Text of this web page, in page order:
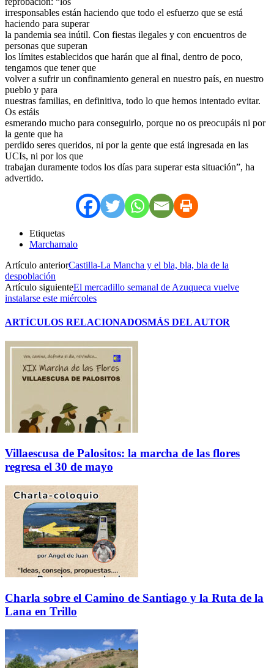
irresponsables están haciendo que todo el esfuerzo que se está
haciendo para superar
la pandemia sea inútil. Con fiestas ilegales y con encuentros de
personas que superan
los límites establecidos que harán que al final, dentro de poco,
tengamos que tener que
volver a sufrir un confinamiento general en nuestro país, en nuestro
pueblo y para
nuestras familias, en definitiva, todo lo que hemos intentado evitar.
Os estáis
esmerando mucho para conseguirlo, porque no os preocupáis ni por
la gente que ha
perdido seres queridos, ni por la gente que está ingresada en las
UCIs, ni por los que
trabajan duramente todos los días para superar esta situación”, ha
advertido.
Etiquetas
Marchamalo
Artículo anteriorCastilla-La Mancha y el bla, bla, bla de la
despoblación
Artículo siguienteEl mercadillo semanal de Azuqueca vuelve
instalarse este miércoles
ARTÍCULOS RELACIONADOSMÁS DEL AUTOR
Villaescusa de Palositos: la marcha de las flores
regresa el 30 de mayo
Charla sobre el Camino de Santiago y la Ruta de la
Lana en Trillo